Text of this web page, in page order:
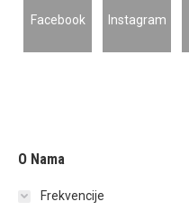
O Nama
Frekvencije